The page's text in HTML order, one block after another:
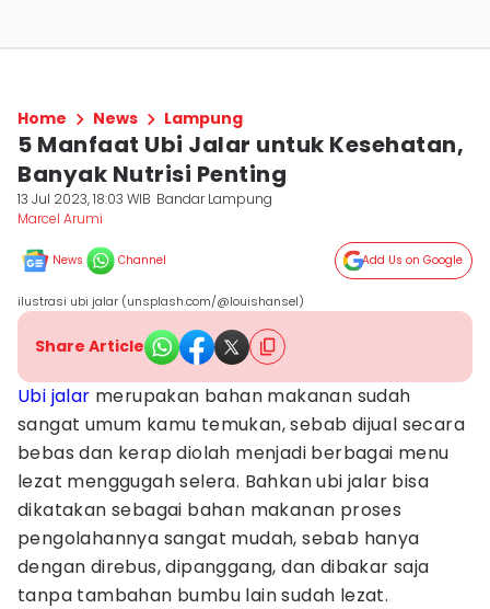
Home News Lampung
5 Manfaat Ubi Jalar untuk Kesehatan,
Banyak Nutrisi Penting
13 Jul 2023, 18:03 WIB Bandar Lampung
Marcel Arumi
News Channel Add Us on Google
ilustrasi ubi jalar (unsplash.com/@louishansel)
Share Article
Ubi jalar merupakan bahan makanan sudah
sangat umum kamu temukan, sebab dijual secara
bebas dan kerap diolah menjadi berbagai menu
lezat menggugah selera. Bahkan ubi jalar bisa
dikatakan sebagai bahan makanan proses
pengolahannya sangat mudah, sebab hanya
dengan direbus, dipanggang, dan dibakar saja
tanpa tambahan bumbu lain sudah lezat.